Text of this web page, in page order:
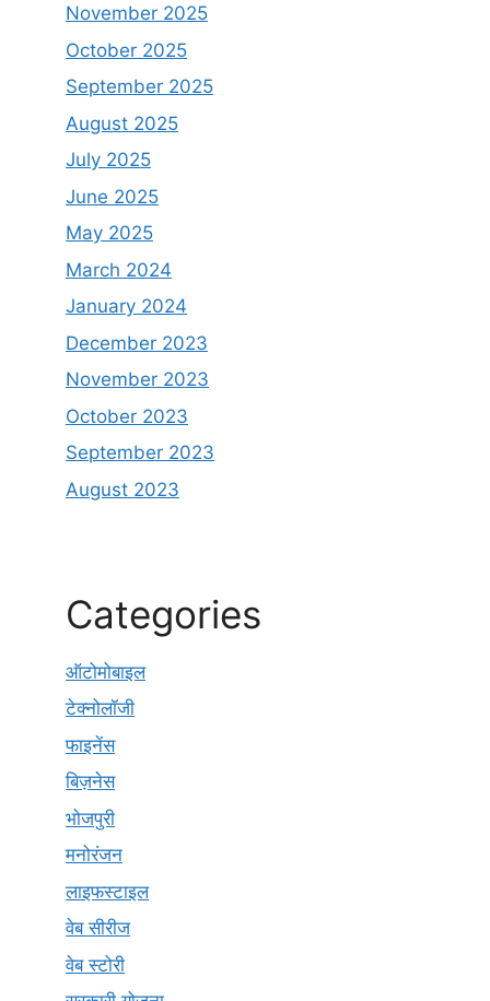
November 2025
October 2025
September 2025
August 2025
July 2025
June 2025
May 2025
March 2024
January 2024
December 2023
November 2023
October 2023
September 2023
August 2023
Categories
ऑटोमोबाइल
टेक्नोलॉजी
फाइनेंस
बिज़नेस
भोजपुरी
मनोरंजन
लाइफस्टाइल
वेब सीरीज
वेब स्टोरी